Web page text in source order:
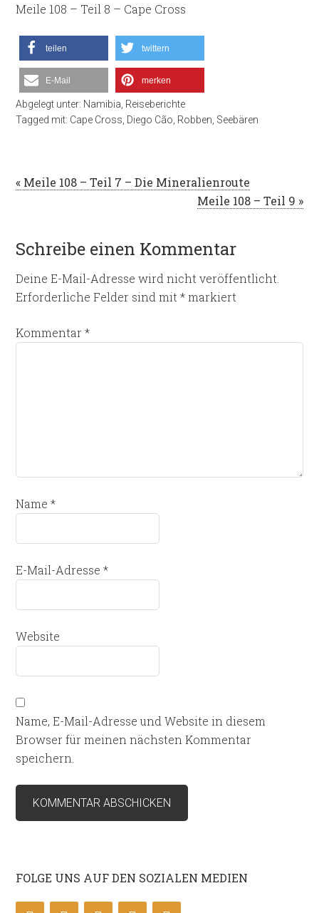
Meile 108 – Teil 8 – Cape Cross
teilen twittern
E-Mail merken
Abgelegt unter: Namibia Reiseberichte
Tagged mit: Cape Cross Diego Cão Robben Seebären
« Meile 108 – Teil 7 – Die Mineralienroute
Meile 108 – Teil 9 »
Schreibe einen Kommentar
Deine E-Mail-Adresse wird nicht veröffentlicht.
Erforderliche Felder sind mit*markiert
Kommentar*
Name*
E-Mail-Adresse*
Website
Name, E-Mail-Adresse und Website in diesem
Browser für meinen nächsten Kommentar
speichern.
FOLGE UNS AUF DEN SOZIALEN MEDIEN